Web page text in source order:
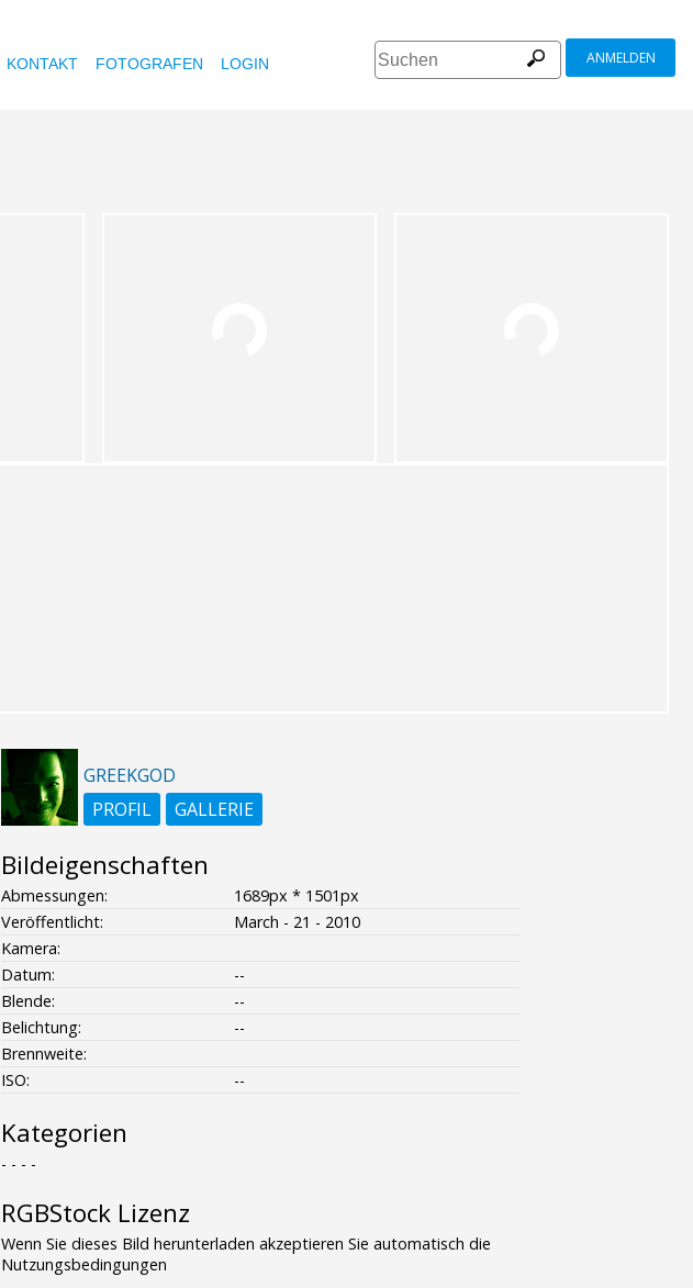
KONTAKT FOTOGRAFEN LOGIN ANMELDEN
GREEKGOD
PROFIL
GALLERIE
Bildeigenschaften
Abmessungen:
1689px * 1501px
Veröffentlicht:
March - 21 - 2010
Kamera:
Datum:
--
Blende:
--
Belichtung:
--
Brennweite:
ISO:
--
Kategorien
- - - -
RGBStock Lizenz
Wenn Sie dieses Bild herunterladen akzeptieren Sie automatisch die
Nutzungsbedingungen